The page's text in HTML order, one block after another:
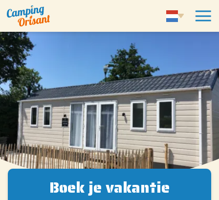
Boek je vakantie